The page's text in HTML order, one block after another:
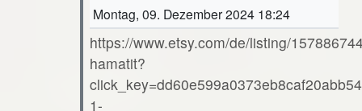
Montag, 09. Dezember 2024 18:24
https://www.etsy.com/de/listing/
hamatit?
1-